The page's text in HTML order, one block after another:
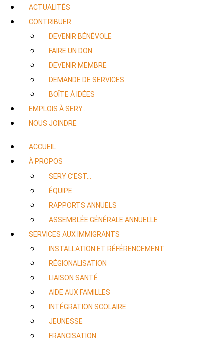
ACTUALITÉS
CONTRIBUER
DEVENIR BÉNÉVOLE
FAIRE UN DON
DEVENIR MEMBRE
DEMANDE DE SERVICES
BOÎTE À IDÉES
EMPLOIS À SERY…
NOUS JOINDRE
ACCUEIL
À PROPOS
SERY C’EST…
ÉQUIPE
RAPPORTS ANNUELS
ASSEMBLÉE GÉNÉRALE ANNUELLE
SERVICES AUX IMMIGRANTS
INSTALLATION ET RÉFÉRENCEMENT
RÉGIONALISATION
LIAISON SANTÉ
AIDE AUX FAMILLES
INTÉGRATION SCOLAIRE
JEUNESSE
FRANCISATION